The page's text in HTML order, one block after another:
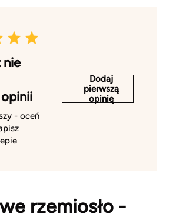
nie
- oceń
Dodaj
pierwszą
opinię
rzemiosło -